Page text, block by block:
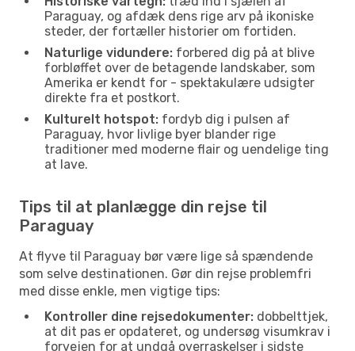
Paraguay, og afdæk dens rige arv på ikoniske
steder, der fortæller historier om fortiden.
Naturlige vidundere: forbered dig på at blive
forbløffet over de betagende landskaber, som
Amerika er kendt for - spektakulære udsigter
direkte fra et postkort.
Kulturelt hotspot: fordyb dig i pulsen af
Paraguay, hvor livlige byer blander rige
traditioner med moderne flair og uendelige ting
at lave.
Tips til at planlægge din rejse til
Paraguay
At flyve til Paraguay bør være lige så spændende
som selve destinationen. Gør din rejse problemfri
med disse enkle, men vigtige tips:
Kontroller dine rejsedokumenter: dobbelttjek,
at dit pas er opdateret, og undersøg visumkrav i
forvejen for at undgå overraskelser i sidste